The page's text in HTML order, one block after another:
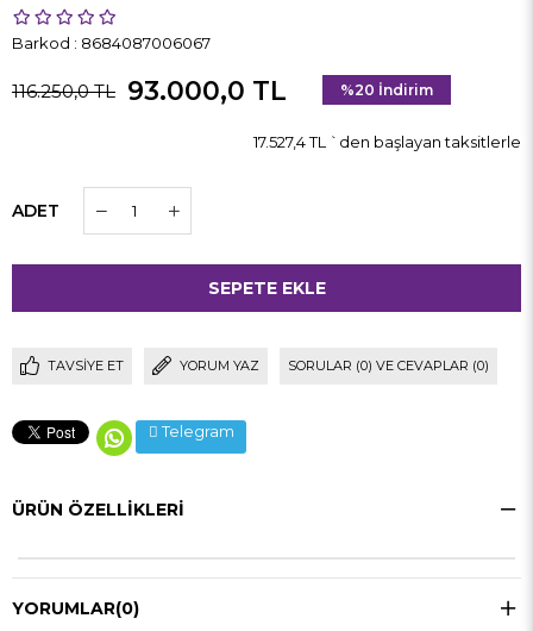
Barkod : 8684087006067
116.250,0 TL 93.000,0 TL %20 İndirim
17.527,4 TL `den başlayan taksitlerle
ADET
TAVSIYE ET YORUM YAZ SORULAR (0) VE CEVAPLAR (0)
Telegram
ÜRÜN ÖZELLIKLERI
YORUMLAR(0)